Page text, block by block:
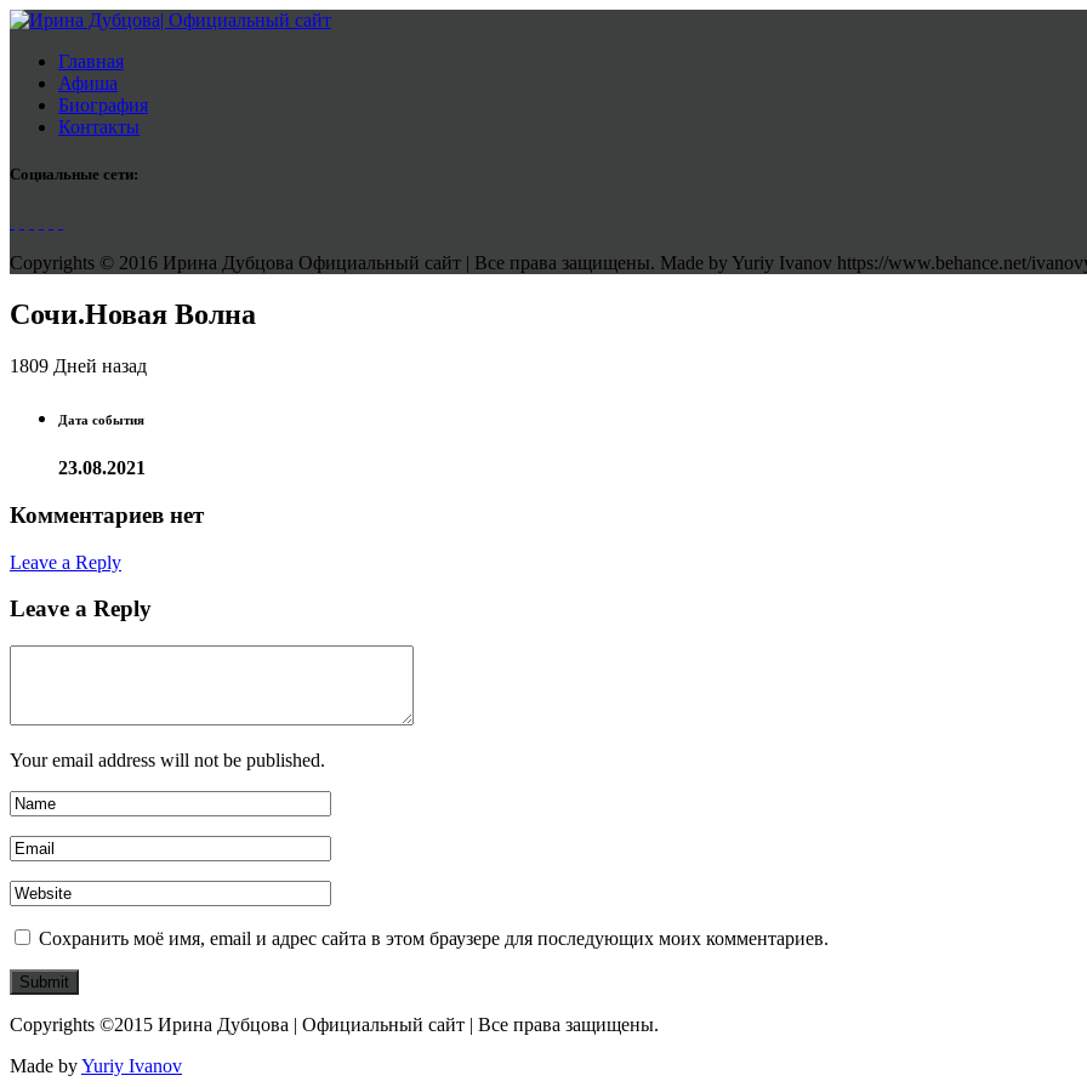
Главная
Афиша
Биография
Контакты
Социальные сети:
Copyrights © 2016 Ирина Дубцова Официальный сайт | Все права защищены. Made by Yuriy Ivanov https://www.behance.net/
Сочи.Новая Волна
1809 Дней назад
Дата события
23.08.2021
Комментариев нет
Leave a Reply
Leave a Reply
Your email address will not be published.
Сохранить моё имя, email и адрес сайта в этом браузере для последующих моих комментариев.
Copyrights ©2015 Ирина Дубцова | Официальный сайт | Все права защищены.
Made byYuriy Ivanov